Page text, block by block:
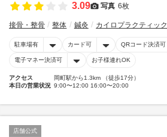
3.09 写真 6枚
接骨・整骨 整体 鍼灸 カイロプラクティック
駐車場有 カード可 QRコード決済可
電子マネー決済可 お子様連れOK
アクセス
岡町駅から1.3km （徒歩17分）
本日の営業状況 9:00〜12:00 16:00〜20:00
店舗公式